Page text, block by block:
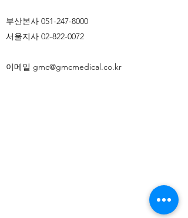
부산본사 051-247-8000
서울지사 02-822-0072
이메일 gmc@gmcmedical.co.kr